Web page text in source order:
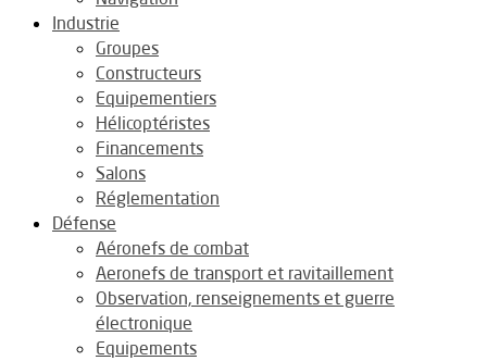
Industrie
Groupes
Constructeurs
Equipementiers
Hélicoptéristes
Financements
Salons
Réglementation
Défense
Aéronefs de combat
Aeronefs de transport et ravitaillement
Observation, renseignements et guerre
électronique
Equipements